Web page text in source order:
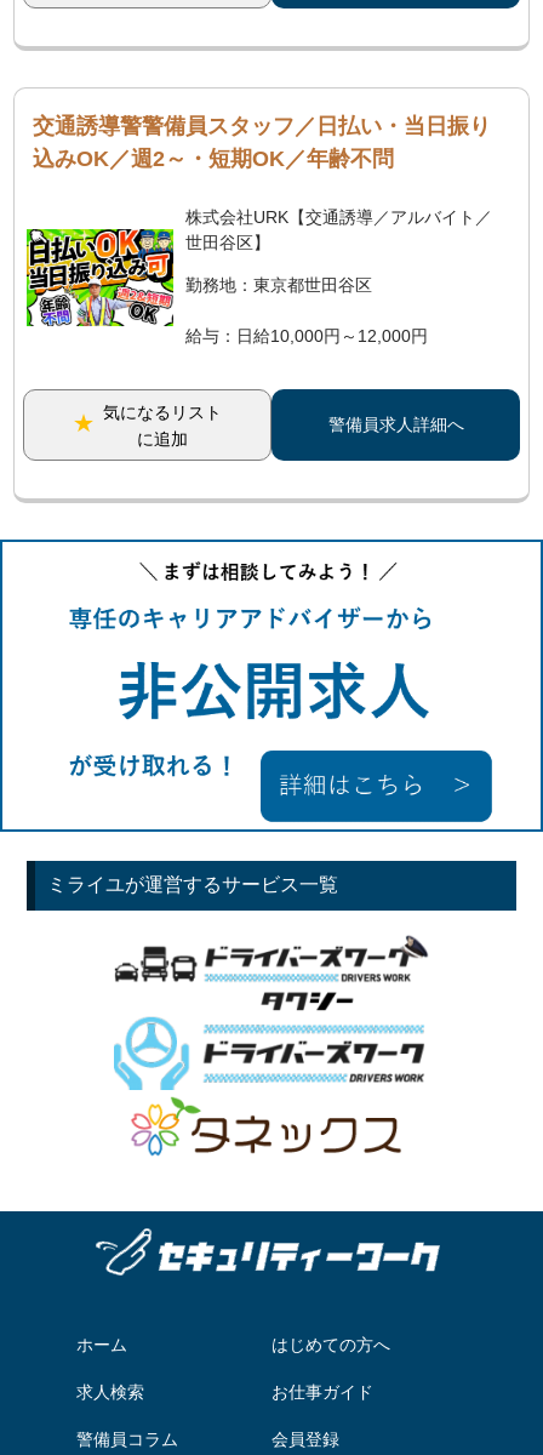
交通誘導警警備員スタッフ／日払い・当日振り
込みOK／週2～・短期OK／年齢不問
株式会社URK【交通誘導／アルバイト／
世田谷区】
勤務地：東京都世田谷区
給与：日給10,000円～12,000円
気になるリスト
に追加
警備員求人詳細へ
ミライユが運営するサービス一覧
ホーム はじめての方へ
求人検索 お仕事ガイド
警備員コラム 会員登録